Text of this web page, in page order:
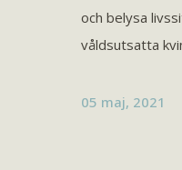
och belysa
våldsutsatta
05 maj, 2021